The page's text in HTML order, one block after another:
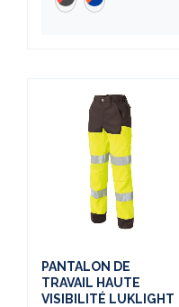
PANTALON DE
TRAVAIL HAUTE
VISIBILITÉ LUKLIGHT